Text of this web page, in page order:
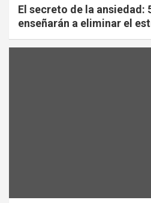
El secreto de la ansiedad:
enseñarán a eliminar el